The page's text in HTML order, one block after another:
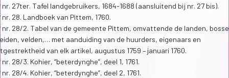
27ter. Tafel landgebruikers, 1684-1688 (aansluitend bij nr. 27 bis).
28. Landboek van Pittem, 1760.
28/2. Tabel van de gemeente Pittem, omvattende de landen,
velden,… met aanduiding van de huurders, eigenaars en
van elk artikel, augustus 1759 – januari 1760.
28/3. Kohier, “beterdynghe”, deel 1, 1761.
28/4. Kohier, “beterdynghe”, deel 2, 1761.